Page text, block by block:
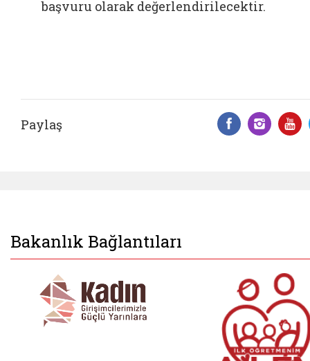
başvuru olarak değerlendirilecektir.
Paylaş
Bakanlık Bağlantıları